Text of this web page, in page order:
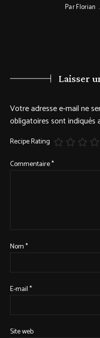
ParFlorian
Laisser
Votre adresse e-mail ne
obligatoires sont indiqués
Recipe Rating
Commentaire*
Nom*
E-mail*
Site web